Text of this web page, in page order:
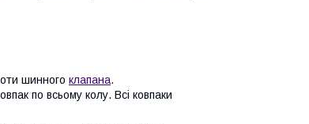
шинного клапана.
по всьому колу. Всі ковпаки